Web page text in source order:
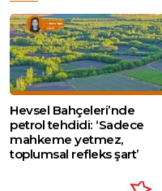
Hevsel Bahçeleri’nde
petrol tehdidi: ‘Sadece
mahkeme yetmez,
toplumsal refleks şart’